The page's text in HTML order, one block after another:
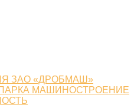
ЗАО «ДРОБМАШ»
МАШИНОСТРОЕНИЕ